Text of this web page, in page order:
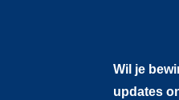
Wil je
updates